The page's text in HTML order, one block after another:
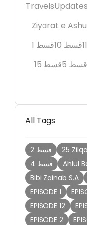
TravelsUpdates
Ziyarat e
قسط 1
قسط 10
قسط 15
قسط 5
All Tags
2 قسط 25
4 قسط
Ahlul
Bibi Zainab S.A
EPISODE 1
EPISODE 12
EPISODE 2